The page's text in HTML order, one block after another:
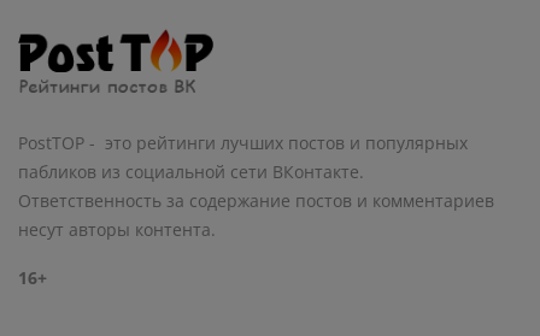
PostTOP - это рейтинги лучших постов и популярных
пабликов из социальной сети ВКонтакте.
Ответственность за содержание постов и комментариев
несут авторы контента.
16+